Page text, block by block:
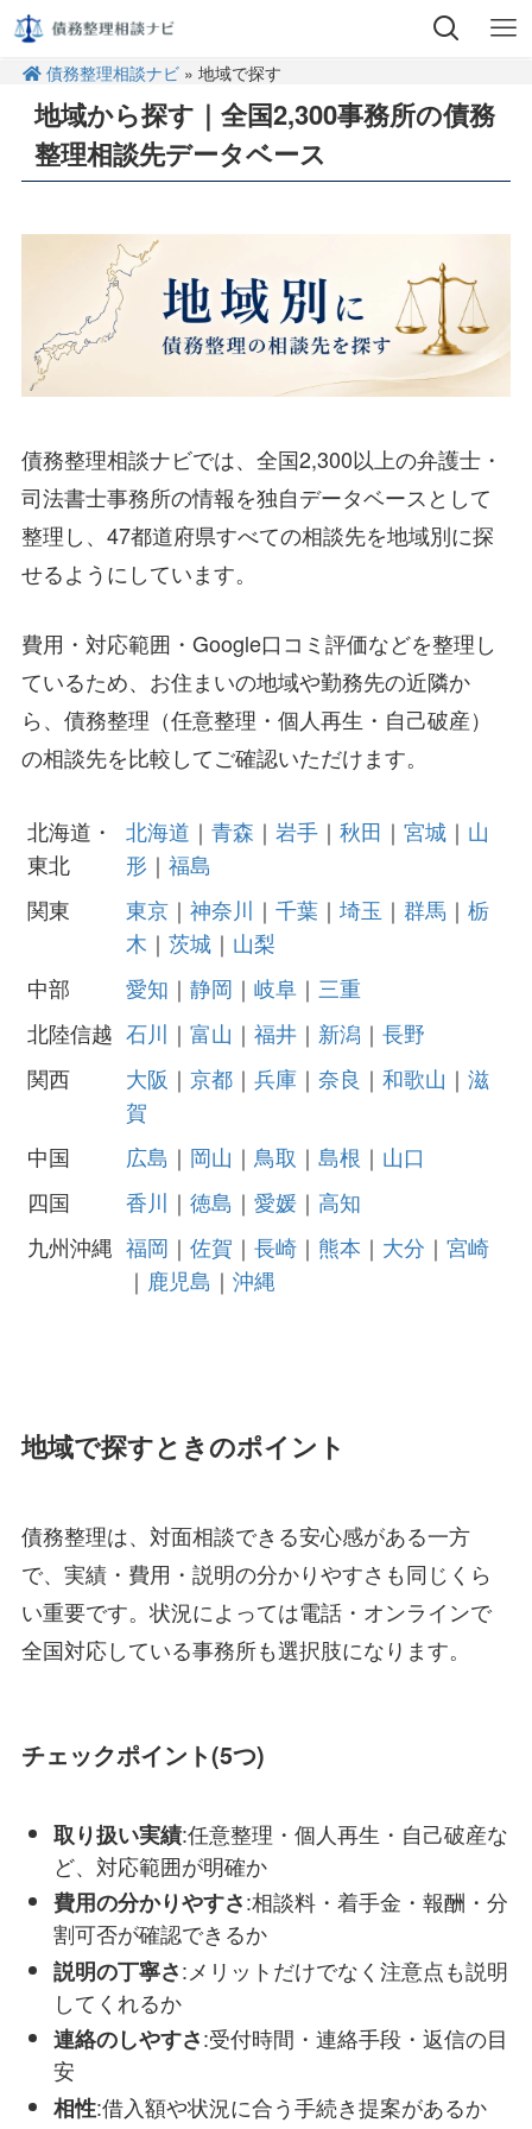
債務整理相談ナビ » 地域で探す
地域から探す｜全国2,300事務所の債務
整理相談先データベース
債務整理相談ナビでは、全国2,300以上の弁護士・
司法書士事務所の情報を独自データベースとして
整理し、47都道府県すべての相談先を地域別に探
せるようにしています。
費用・対応範囲・Google口コミ評価などを整理し
ているため、お住まいの地域や勤務先の近隣か
ら、債務整理（任意整理・個人再生・自己破産）
の相談先を比較してご確認いただけます。
北海道・
東北
北海道 ｜青森 ｜岩手 ｜秋田 ｜宮城 ｜ 山
形 ｜福島
関東
東京 ｜神奈川 ｜千葉 ｜埼玉 ｜群馬 ｜栃
木 ｜茨城 ｜ 山梨
中部
愛知 ｜静岡 ｜岐阜 ｜ 三重
北陸信越 石川 ｜富山 ｜福井 ｜ 新潟 ｜長野
関西
大阪 ｜京都 ｜兵庫 ｜奈良 ｜和歌山 ｜滋
賀
中国
広島 ｜ 岡山 ｜ 鳥取 ｜島根 ｜ 山口
四国
香川 ｜徳島 ｜愛媛 ｜ 高知
九州沖縄 福岡 ｜佐賀 ｜長崎 ｜ 熊本 ｜ 大分 ｜宮崎
｜ 鹿児島 ｜沖縄
地域で探すときのポイント
債務整理は、対面相談できる安心感がある一方
で、実績・費用・説明の分かりやすさも同じくら
い重要です。状況によっては電話・オンラインで
全国対応している事務所も選択肢になります。
チェックポイント(5つ)
取り扱い実績:任意整理・個人再生・自己破産な
ど、対応範囲が明確か
費用の分かりやすさ:相談料・着手金・報酬・分
割可否が確認できるか
説明の丁寧さ:メリットだけでなく注意点も説明
してくれるか
連絡のしやすさ:受付時間・連絡手段・返信の目
安
相性:借入額や状況に合う手続き提案があるか